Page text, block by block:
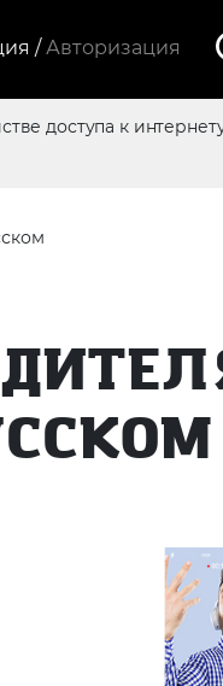
/ Авторизация
доступа к